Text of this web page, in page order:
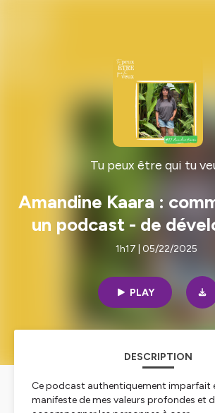
Tu peux être qui tu
Amandine Kaara :
un podcast - de
web à coach réseaux
1h17 | 05/22/2025
PLAY
DESCRIPTION
Ce podcast authentiquement imparfait
manifeste de mes valeurs profondes et